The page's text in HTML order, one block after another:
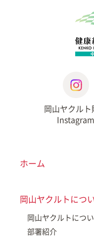
岡山ヤクルト
Instagram
ホーム
岡山ヤクルトにつ
岡山ヤクルトにつ
部署紹介